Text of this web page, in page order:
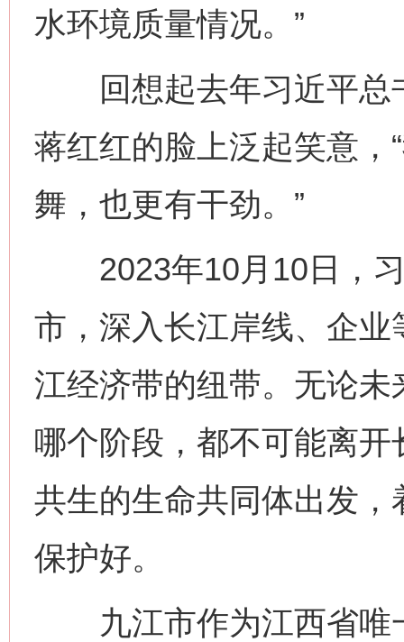
水环境质量情况。”
回想起去年习近平总
蒋红红的脸上泛起笑意，
舞，也更有干劲。”
2023年10月10日，习
市，深入长江岸线、企
江经济带的纽带。无论
哪个阶段，都不可能离
共生的生命共同体出发
保护好。
九江市作为江西省唯